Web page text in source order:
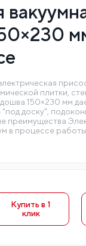
плитки,
150×230 мм
доску",
преимущества
в процессе
Купить в 1
клик